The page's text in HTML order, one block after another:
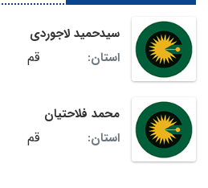
سیدحمید لاجوردی
استان:
قم
محمد فلاحتیان
استان:
قم